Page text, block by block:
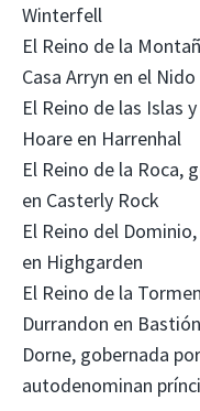
Winterfell
El Reino de la
Casa Arryn en el
El Reino de las Islas
Hoare en Harrenhal
El Reino de la Roca,
en Casterly Rock
El Reino del
en Highgarden
El Reino de la
Durrandon en
Dorne, gobernada
autodenominan